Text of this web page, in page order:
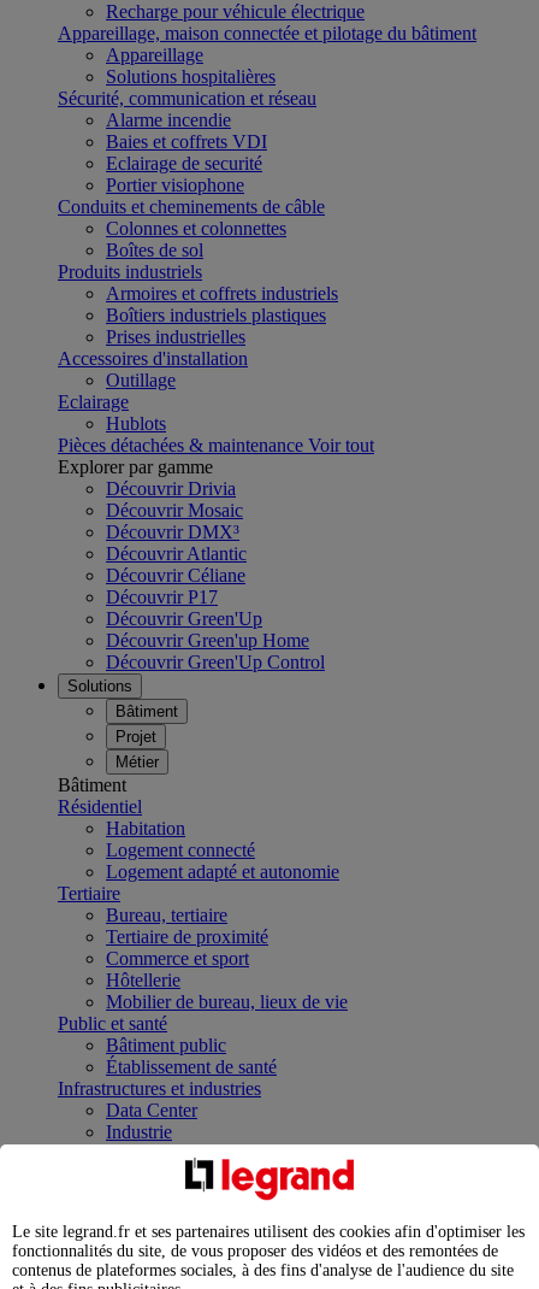
Recharge pour véhicule électrique
Appareillage, maison connectée et pilotage du bâtiment
Appareillage
Solutions hospitalières
Sécurité, communication et réseau
Alarme incendie
Baies et coffrets VDI
Eclairage de securité
Portier visiophone
Conduits et cheminements de câble
Colonnes et colonnettes
Boîtes de sol
Produits industriels
Armoires et coffrets industriels
Boîtiers industriels plastiques
Prises industrielles
Accessoires d'installation
Outillage
Eclairage
Hublots
Pièces détachées & maintenance Voir tout
Explorer par gamme
Découvrir Drivia
Découvrir Mosaic
Découvrir DMX³
Découvrir Atlantic
Découvrir Céliane
Découvrir P17
Découvrir Green'Up
Découvrir Green'up Home
Découvrir Green'Up Control
Solutions
Bâtiment
Projet
Métier
Bâtiment
Résidentiel
Habitation
Logement connecté
Logement adapté et autonomie
Tertiaire
Bureau, tertiaire
Tertiaire de proximité
Commerce et sport
Hôtellerie
Mobilier de bureau, lieux de vie
Public et santé
Bâtiment public
Établissement de santé
Infrastructures et industries
Data Center
Industrie
Infrastructures
Contrôler et planifier le fonctionnement des appareils
Répartir et optimiser son tableau électrique
Legrand Data Center Solutions : concentrer les
expertises au service de vos performances
Le site legrand.fr et ses partenaires utilisent des cookies afin d'optimiser les
fonctionnalités du site, de vous proposer des vidéos et des remontées de
contenus de plateformes sociales, à des fins d'analyse de l'audience du site